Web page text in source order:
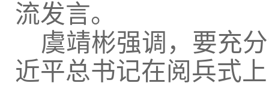
流发言。
虞靖彬强调，要充
近平总书记在阅兵式